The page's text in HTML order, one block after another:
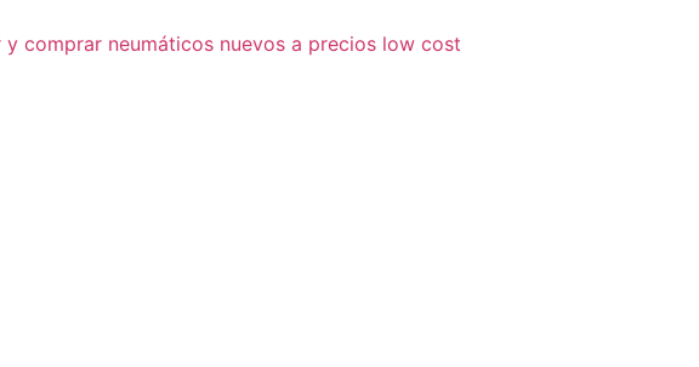
comprar neumáticos nuevos a precios low cost